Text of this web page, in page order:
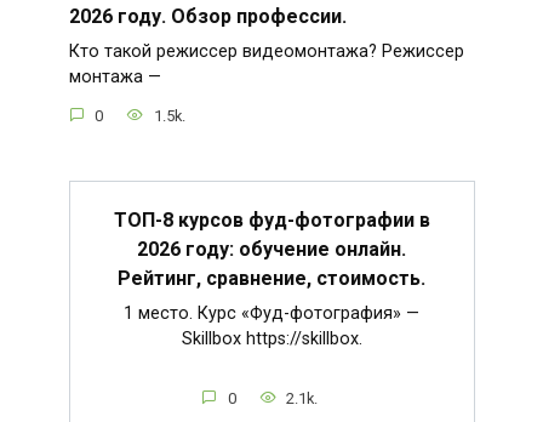
2026 году. Обзор профессии.
Кто такой режиссер видеомонтажа? Режиссер
монтажа —
0 1.5k.
ТОП-8 курсов фуд-фотографии в
2026 году: обучение онлайн.
Рейтинг, сравнение, стоимость.
1 место. Курс «Фуд-фотография» —
Skillbox https://skillbox.
0 2.1k.